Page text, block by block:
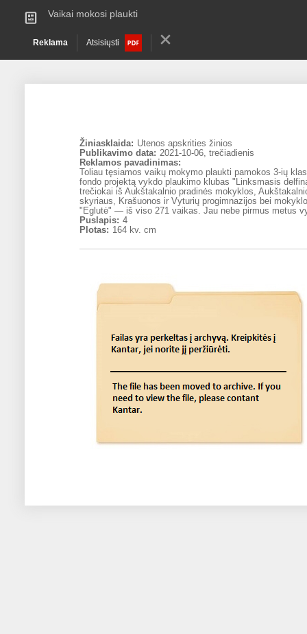
Vaikai mokosi plaukti
Reklama Atsisiųsti
Žiniasklaida: Utenos apskrities žinios
Publikavimo data: 2021-10-06, trečiadienis
Reklamos pavadinimas:
Toliau tęsiamos vaikų mokymo plaukti pamokos 3-ių
fondo projektą vykdo plaukimo klubas "Linksmasis
trečiokai iš Aukštakalnio pradinės mokyklos,
skyriaus, Krašuonos ir Vyturių progimnazijos bei
"Eglutė" ― iš viso 271 vaikas. Jau nebe pirmus metus
Puslapis: 4
Plotas: 164 kv. cm